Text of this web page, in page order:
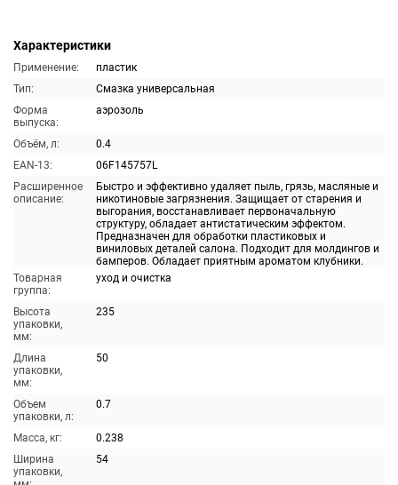
Характеристики
Применение:
пластик
Тип:
Смазка универсальная
Форма
выпуска:
аэрозоль
Объём, л:
0.4
EAN-13:
06F145757L
Расширенное
описание:
Быстро и эффективно удаляет пыль, грязь, масляные и
никотиновые загрязнения. Защищает от старения и
выгорания, восстанавливает первоначальную
структуру, обладает антистатическим эффектом.
Предназначен для обработки пластиковых и
виниловых деталей салона. Подходит для молдингов и
бамперов. Обладает приятным ароматом клубники.
Товарная
группа:
уход и очистка
Высота
упаковки,
мм:
235
Длина
упаковки,
мм:
50
Объем
упаковки, л:
0.7
Масса, кг:
0.238
Ширина
упаковки,
54